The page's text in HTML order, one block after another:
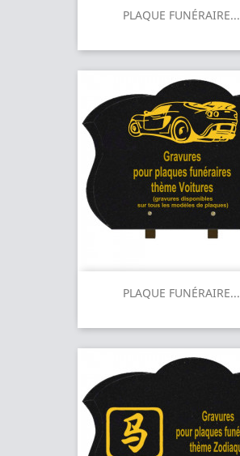
PLAQUE FUNÉRAIRE...
PLAQUE FUNÉRAIRE...